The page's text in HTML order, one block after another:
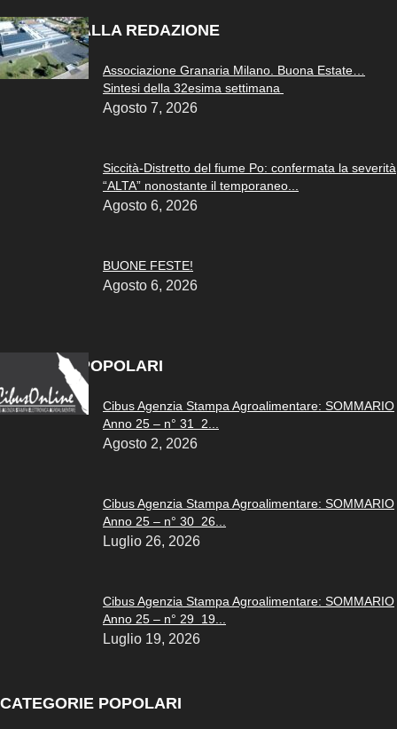
SCELTO DALLA REDAZIONE
Associazione Granaria Milano. Buona Estate…
Sintesi della 32esima settimana
Agosto 7, 2026
Siccità-Distretto del fiume Po: confermata la severità
“ALTA” nonostante il temporaneo...
Agosto 6, 2026
BUONE FESTE!
Agosto 6, 2026
ARTICOLI POPOLARI
Cibus Agenzia Stampa Agroalimentare: SOMMARIO
Anno 25 – n° 31 2...
Agosto 2, 2026
Cibus Agenzia Stampa Agroalimentare: SOMMARIO
Anno 25 – n° 30 26...
Luglio 26, 2026
Cibus Agenzia Stampa Agroalimentare: SOMMARIO
Anno 25 – n° 29 19...
Luglio 19, 2026
CATEGORIE POPOLARI